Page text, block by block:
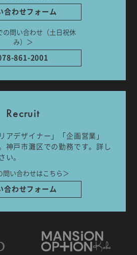
合わせフォーム
の問い合わせ（土日祝休
み）＞
861-2001
Recruit
アデザイナー」「企画営業」
神戸市灘区での勤務です。詳し
い。
問い合わせはこちら＞
合わせフォーム
Company
7番18号 NK103ビル1F
：09:00〜17:00 土日祝休み）
はこちらから